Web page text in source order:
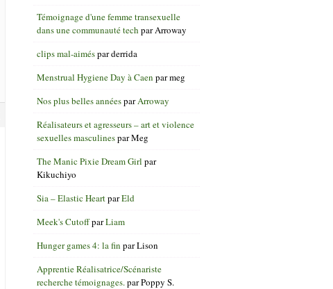
Témoignage d'une femme transexuelle
dans une communauté tech parArroway
clips mal-aimésparderrida
Menstrual Hygiene Day à Caen parmeg
Nos plus belles annéesparArroway
Réalisateurs et agresseurs – art et violence
sexuelles masculinesparMeg
The Manic Pixie Dream Girl par
Kikuchiyo
Sia – Elastic HeartparEld
Meek's CutoffparLiam
Hunger games 4: la fin parLison
Apprentie Réalisatrice/Scénariste
recherche témoignages. parPoppy S.